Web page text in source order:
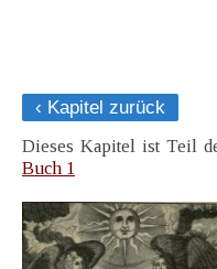
‹ Kapitel zurück
Dieses Kapitel ist Teil
Buch 1